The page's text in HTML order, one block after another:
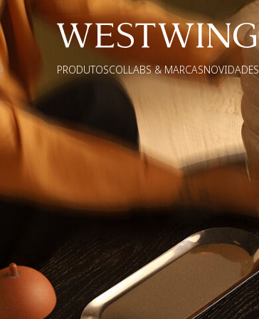
PRODUTOSCOLLABS & MARCASNOVIDADES